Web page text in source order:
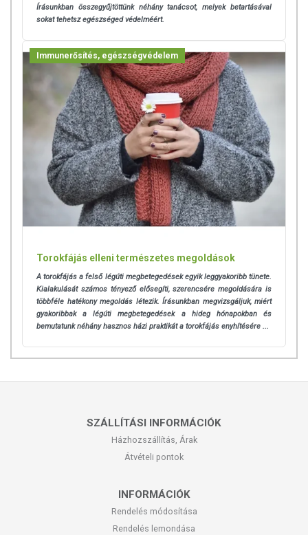
Írásunkban összegyűjtöttünk néhány tanácsot, melyek betartásával
sokat tehetsz egészséged védelméért.
Immunerősítés, egészségvédelem
Torokfájás elleni természetes megoldások
A torokfájása felső légúti megbetegedések egyik leggyakoribb tünete.
Kialakulását számos tényező elősegíti, szerencsére megoldására is
többféle hatékony megoldás létezik. Írásunkban megvizsgáljuk, miért
gyakoribbak a légúti megbetegedések a hideg hónapokban és
bemutatunk néhány hasznos házi praktikát a torokfájás enyhítésére ...
SZÁLLÍTÁSI INFORMÁCIÓK
Házhozszállítás, Árak
Átvételi pontok
INFORMÁCIÓK
Rendelés módosítása
Rendelés lemondása